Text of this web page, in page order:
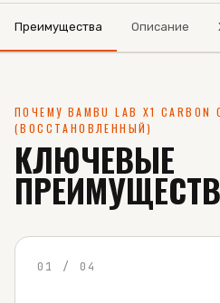
Преимущества Описание
ПОЧЕМУ BAMBU LAB X1 CARBON
(ВОССТАНОВЛЕННЫЙ)
КЛЮЧЕВЫЕ
01 / 04